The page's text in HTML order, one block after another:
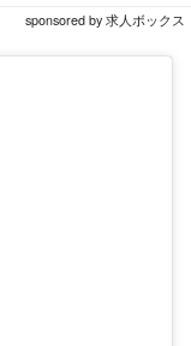
sponsored by 求人ボックス